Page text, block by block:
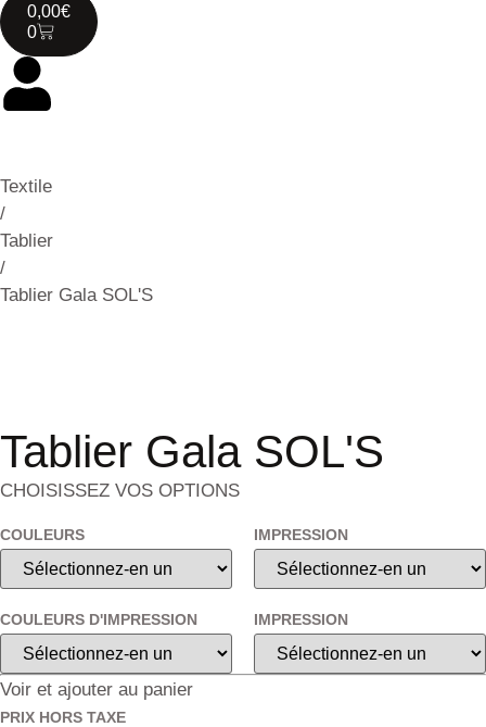
0,00€
0
Textile
/
Tablier
/
Tablier Gala SOL'S
Tablier Gala SOL'S
CHOISISSEZ VOS OPTIONS
COULEURS IMPRESSION
COULEURS D'IMPRESSION IMPRESSION
Voir et ajouter au panier
PRIX HORS TAXE